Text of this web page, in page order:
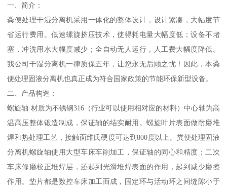
一、简介：
粪便处理干湿分离机采用一体化的整体设计，设计紧凑，大幅度节
省运行费用。低速螺旋挤压技术，使得耗电量大幅度低；设备不堵
塞，冲洗用水大幅度减少；全自动无人运行，人工费大幅度降低。
我公司干湿分离机一律质保五年，让您永无后顾之忧！因此，本粪
便处理固液分离机也真正成为符合国家政策的节能环保新型设备。
二、产品构造：
螺旋轴 材质为不锈钢316（行业可以使用相对应的材料）中心轴为高
温高压整体锻造制成，保证轴的结实耐用。螺旋叶片表面做耐磨堆
焊和热处理工艺，接触面维氏硬度可达到800度以上。粪便处理固液
分离机螺旋轴使用大型车床车削加工，保证轴的同心和精度；二次
车床修磨校正堆焊层，还起到光滑堆焊表面的作用，起到减少磨擦
作用。垫片都是数控车床加工而成，固定环与活动环之间缝隙小于